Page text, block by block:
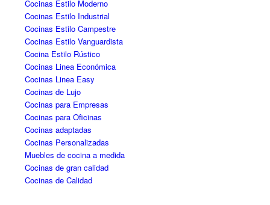
Cocinas Estilo Moderno
Cocinas Estilo Industrial
Cocinas Estilo Campestre
Cocinas Estilo Vanguardista
Cocina Estilo Rústico
Cocinas Linea Económica
Cocinas Linea Easy
Cocinas de Lujo
Cocinas para Empresas
Cocinas para Oficinas
Cocinas adaptadas
Cocinas Personalizadas
Muebles de cocina a medida
Cocinas de gran calidad
Cocinas de Calidad